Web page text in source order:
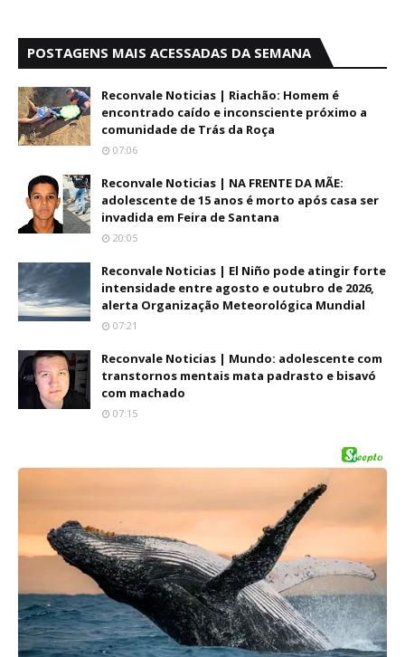
POSTAGENS MAIS ACESSADAS DA SEMANA
Reconvale Noticias | Riachão: Homem é
encontrado caído e inconsciente próximo a
comunidade de Trás da Roça
07:06
Reconvale Noticias | NA FRENTE DA MÃE:
adolescente de 15 anos é morto após casa ser
invadida em Feira de Santana
20:05
Reconvale Noticias | El Niño pode atingir forte
intensidade entre agosto e outubro de 2026,
alerta Organização Meteorológica Mundial
07:21
Reconvale Noticias | Mundo: adolescente com
transtornos mentais mata padrasto e bisavó
com machado
07:15